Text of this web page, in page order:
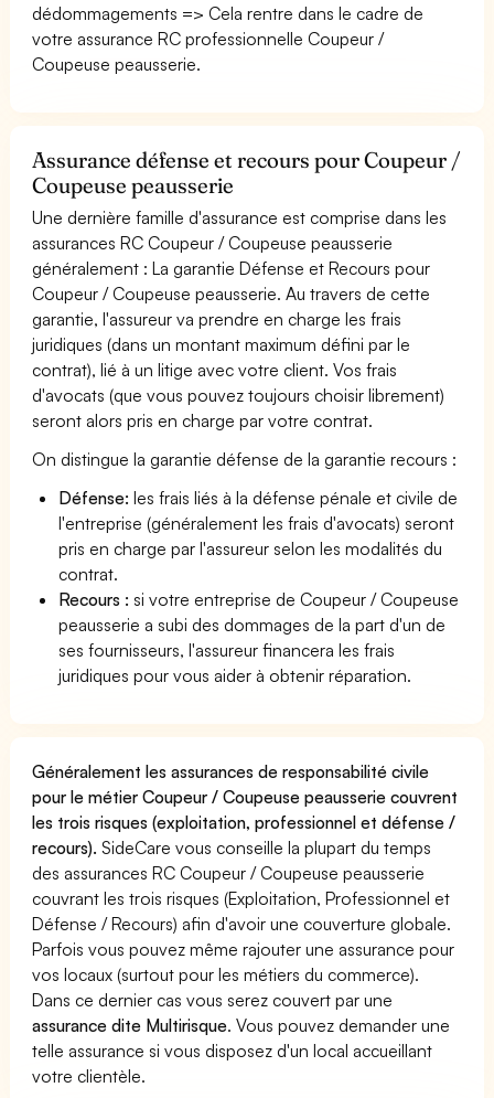
dédommagements => Cela rentre dans le cadre de
votre assurance RC professionnelle Coupeur /
Coupeuse peausserie.
Assurance défense et recours pour Coupeur /
Coupeuse peausserie
Une dernière famille d'assurance est comprise dans les
assurances RC Coupeur / Coupeuse peausserie
généralement : La garantie Défense et Recours pour
Coupeur / Coupeuse peausserie. Au travers de cette
garantie, l'assureur va prendre en charge les frais
juridiques (dans un montant maximum défini par le
contrat), lié à un litige avec votre client. Vos frais
d'avocats (que vous pouvez toujours choisir librement)
seront alors pris en charge par votre contrat.
On distingue la garantie défense de la garantie recours :
Défense: les frais liés à la défense pénale et civile de
l'entreprise (généralement les frais d'avocats) seront
pris en charge par l'assureur selon les modalités du
contrat.
Recours : si votre entreprise de Coupeur / Coupeuse
peausserie a subi des dommages de la part d'un de
ses fournisseurs, l'assureur financera les frais
juridiques pour vous aider à obtenir réparation.
Généralement les assurances de responsabilité civile
pour le métier Coupeur / Coupeuse peausserie couvrent
les trois risques (exploitation, professionnel et défense /
recours). SideCare vous conseille la plupart du temps
des assurances RC Coupeur / Coupeuse peausserie
couvrant les trois risques (Exploitation, Professionnel et
Défense / Recours) afin d'avoir une couverture globale.
Parfois vous pouvez même rajouter une assurance pour
vos locaux (surtout pour les métiers du commerce).
Dans ce dernier cas vous serez couvert par une
assurance dite Multirisque. Vous pouvez demander une
telle assurance si vous disposez d'un local accueillant
votre clientèle.